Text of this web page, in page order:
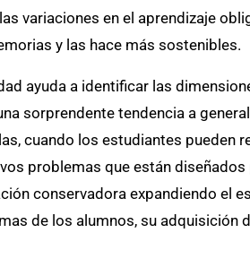
variaciones en el aprendizaje
y las hace más sostenibles.
ayuda a identificar las
sorprendente tendencia a
cuando los estudiantes pueden
problemas que están
conservadora expandiendo el
de los alumnos, su adquisición